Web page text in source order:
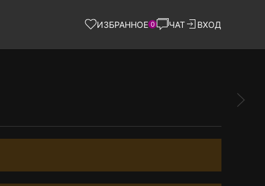
ИЗБРАННОЕ 0 ЧАТ ВХОД